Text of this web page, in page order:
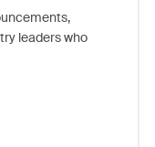
leaders who